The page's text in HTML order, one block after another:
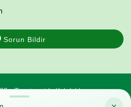
Sorun Bildir
- Tavsiyemiz'e Kulak Ver